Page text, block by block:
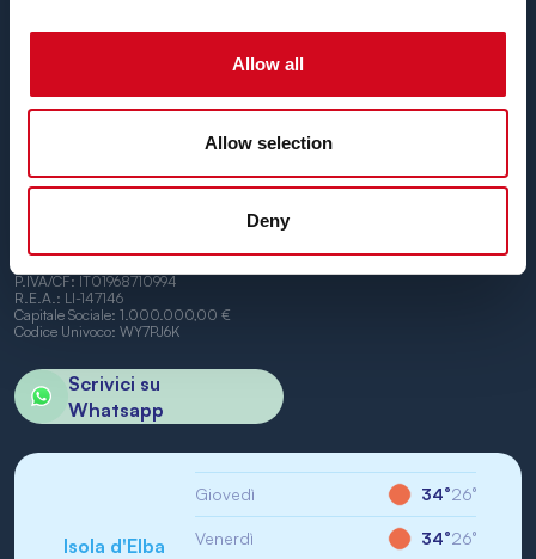
Allow all
Allow selection
Deny
convenienti, orari comodi e navi puntuali, tra i porti di
BN di Navigazione SPA
P.IVA/CF: IT01968710994
R.E.A.: LI-147146
Capitale Sociale: 1.000.000,00 €
Codice Univoco: WY7PJ6K
Scrivici su
Whatsapp
Isola d'Elba
Giovedì 34°26°
Venerdì 34°26°